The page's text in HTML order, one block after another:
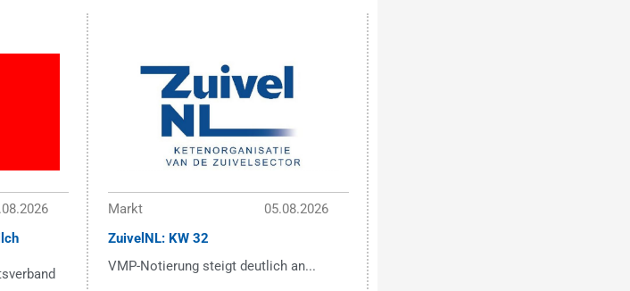
Markt
05.08.2026
ZuivelNL: KW 32
VMP-Notierung steigt deutlich an...